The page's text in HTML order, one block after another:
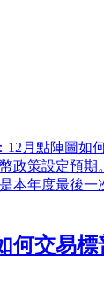
12月點陣圖如
政策設定預
本年度最後
何交易